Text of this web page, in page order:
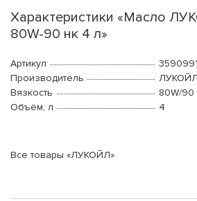
Характеристики «Масло
80W-90 нк 4 л»
Артикул
3590991
Производитель
ЛУКОЙЛ
Вязкость
80W/90
Объём, л
4
Все товары «ЛУКОЙЛ»